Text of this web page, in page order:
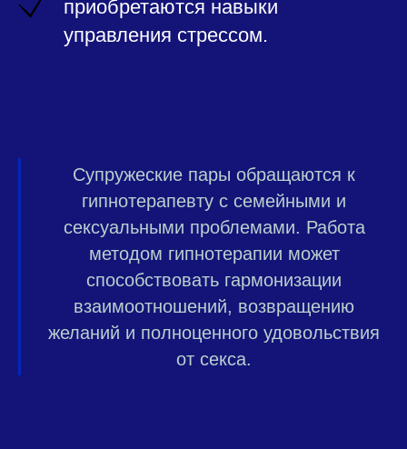
приобретаются навыки
управления стрессом.
Супружеские пары обращаются к
гипнотерапевту с семейными и
сексуальными проблемами. Работа
методом гипнотерапии может
способствовать гармонизации
взаимоотношений, возвращению
желаний и полноценного удовольствия
от секса.